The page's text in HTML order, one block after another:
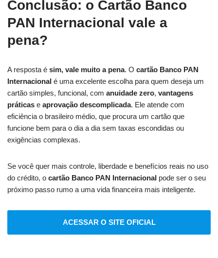
Conclusão: o Cartão Banco
PAN Internacional vale a
pena?
A resposta é sim, vale muito a pena. O cartão Banco PAN
Internacional é uma excelente escolha para quem deseja um
cartão simples, funcional, com anuidade zero, vantagens
práticas e aprovação descomplicada. Ele atende com
eficiência o brasileiro médio, que procura um cartão que
funcione bem para o dia a dia sem taxas escondidas ou
exigências complexas.
Se você quer mais controle, liberdade e benefícios reais no uso
do crédito, o cartão Banco PAN Internacional pode ser o seu
próximo passo rumo a uma vida financeira mais inteligente.
ACESSAR O SITE OFICIAL